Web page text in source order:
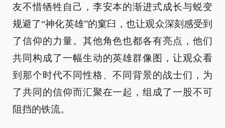
友不惜牺牲自己，李安本的渐进式成长与蜕变
规避了“神化英雄”的窠臼，也让观众深刻感受到
了信仰的力量。其他角色也都各有亮点，他们
共同构成了一幅生动的英雄群像图，让观众看
到那个时代不同性格、不同背景的战士们，为
了共同的信仰而汇聚在一起，组成了一股不可
阻挡的铁流。